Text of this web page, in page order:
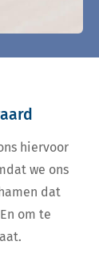
hiervoor
we ons
dat
om te